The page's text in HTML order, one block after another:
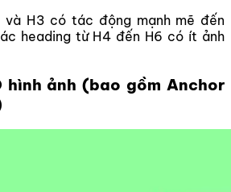
và H3 có tác động mạnh mẽ đến
heading từ H4 đến H6 có ít ảnh
hình ảnh (bao gồm Anchor